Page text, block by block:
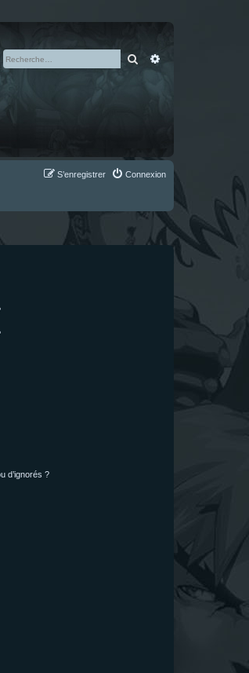
Rechercher
Connexion
S’enregistrer
d’ignorés ?